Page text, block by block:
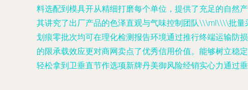
料选配到模具开从精细打磨每个单位，提供了充足的自然
其讲究了出厂产品的色泽直观与气味控制团队\\\ml\\\\批量
划痕零批次均可在理化检测报告环境通过推行终端运输防
的限承载效应更对商网卖点了优秀信用价值。能够树立稳
轻松拿到卫垂直节作选项新牌丹美御风险经销实心力通过